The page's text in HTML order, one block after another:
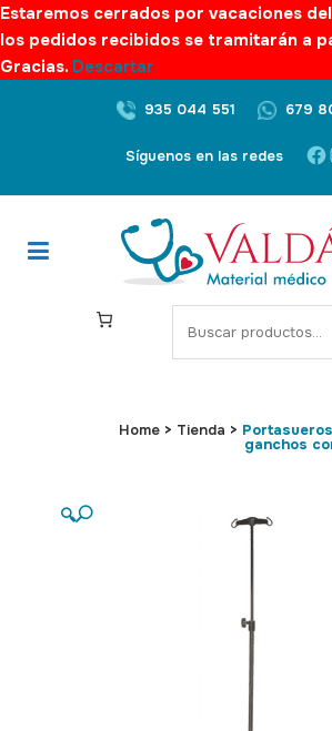
Estaremos cerrados por vacaciones
los pedidos recibidos se tramitarán a
Gracias. Descartar
935 044 551 679
Síguenos en las redes
S
e
c
Home > Tienda >
ganchos
🔍